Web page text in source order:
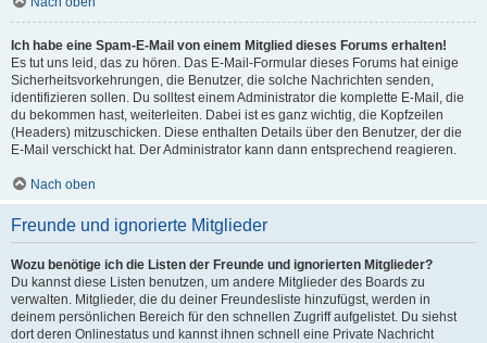
Ich habe eine Spam-E-Mail von einem Mitglied dieses Forums erhalten!
Es tut uns leid, das zu hören. Das E-Mail-Formular dieses Forums hat einige
Sicherheitsvorkehrungen, die Benutzer, die solche Nachrichten senden,
identifizieren sollen. Du solltest einem Administrator die komplette E-Mail, die
du bekommen hast, weiterleiten. Dabei ist es ganz wichtig, die Kopfzeilen
(Headers) mitzuschicken. Diese enthalten Details über den Benutzer, der die
E-Mail verschickt hat. Der Administrator kann dann entsprechend reagieren.
Nach oben
Freunde und ignorierte Mitglieder
Wozu benötige ich die Listen der Freunde und ignorierten Mitglieder?
Du kannst diese Listen benutzen, um andere Mitglieder des Boards zu
verwalten. Mitglieder, die du deiner Freundesliste hinzufügst, werden in
deinem persönlichen Bereich für den schnellen Zugriff aufgelistet. Du siehst
dort deren Onlinestatus und kannst ihnen schnell eine Private Nachricht